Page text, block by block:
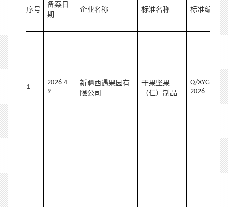
序号
备案日
期
企业名称 标准名称 标准编号
1
2026-4-
9
新疆西遇果园有
限公司
干果坚果
（仁）制品
Q/XYGY0 001
2026